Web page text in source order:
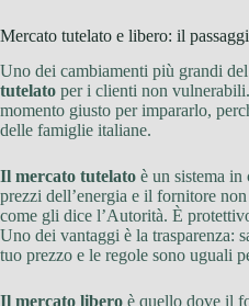
Mercato tutelato e libero: il
Uno dei cambiamenti più grandi
tutelato per i clienti non
momento giusto per impararlo,
delle famiglie italiane.
Il mercato tutelato è un sistema
prezzi dell’energia e il fornitore
come gli dice l’Autorità. È
Uno dei vantaggi è la trasparenza:
tuo prezzo e le regole sono uguali
Il mercato libero è quello dove il